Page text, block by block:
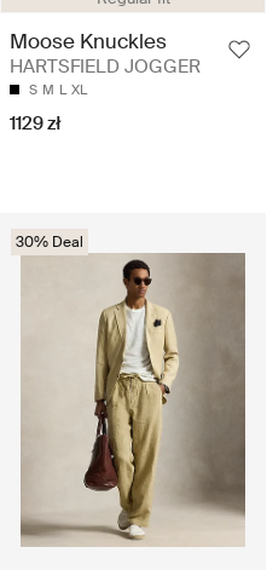
Moose Knuckles
HARTSFIELD JOGGER
S M L XL
1129 zł
30% Deal